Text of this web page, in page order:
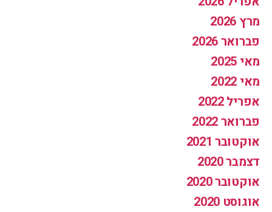
מרץ 2026
פברואר 2026
מאי 2025
מאי 2022
אפריל 2022
פברואר 2022
אוקטובר 2021
דצמבר 2020
אוקטובר 2020
אוגוסט 2020